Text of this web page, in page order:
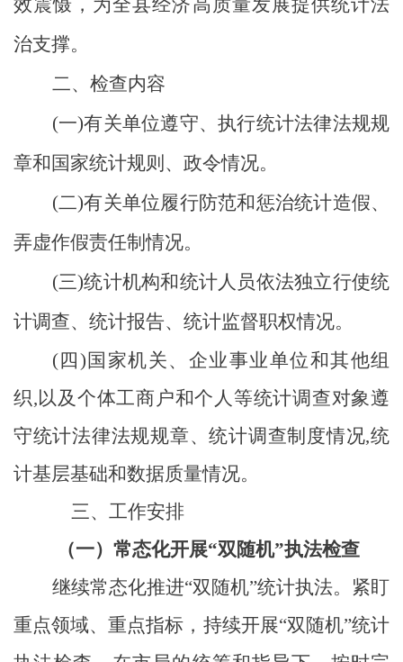
治支撑。
二、检查内容
(一)有关单位遵守、执行统计法律法规规
章和国家统计规则、政令情况。
(二)有关单位履行防范和惩治统计造假、
弄虚作假责任制情况。
(三)统计机构和统计人员依法独立行使统
计调查、统计报告、统计监督职权情况。
(四) 国家机关、企业事业单位和其他组
织,以及个体工商户和个人等统计调查对象遵
守统计法律法规规章、统计调查制度情况,统
计基层基础和数据质量情况。
三、工作安排
（一）常态化开展“双随机”执法检查
继续常态化推进“双随机”统计执法。 紧盯
重点领域、重点指标， 持续开展“双随机”统计